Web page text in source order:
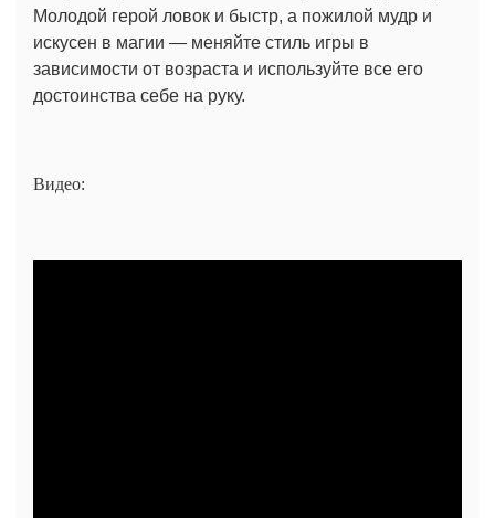
Молодой герой ловок и быстр, а пожилой мудр и
искусен в магии — меняйте стиль игры в
зависимости от возраста и используйте все его
достоинства себе на руку.
Видео: